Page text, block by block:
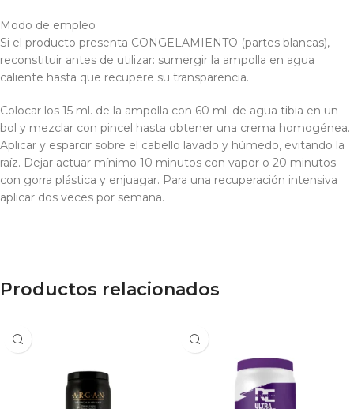
Modo de empleo
Si el producto presenta CONGELAMIENTO (partes blancas),
reconstituir antes de utilizar: sumergir la ampolla en agua
caliente hasta que recupere su transparencia.
Colocar los 15 ml. de la ampolla con 60 ml. de agua tibia en un
bol y mezclar con pincel hasta obtener una crema homogénea.
Aplicar y esparcir sobre el cabello lavado y húmedo, evitando la
raíz. Dejar actuar mínimo 10 minutos con vapor o 20 minutos
con gorra plástica y enjuagar. Para una recuperación intensiva
aplicar dos veces por semana.
Productos relacionados